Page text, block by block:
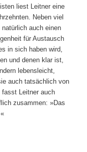
liest Leitner eine
Neben viel
natürlich auch einen
für Austausch
in sich haben wird,
und denen klar ist,
lebensleicht,
auch tatsächlich von
fasst Leitner auch
zusammen: »Das